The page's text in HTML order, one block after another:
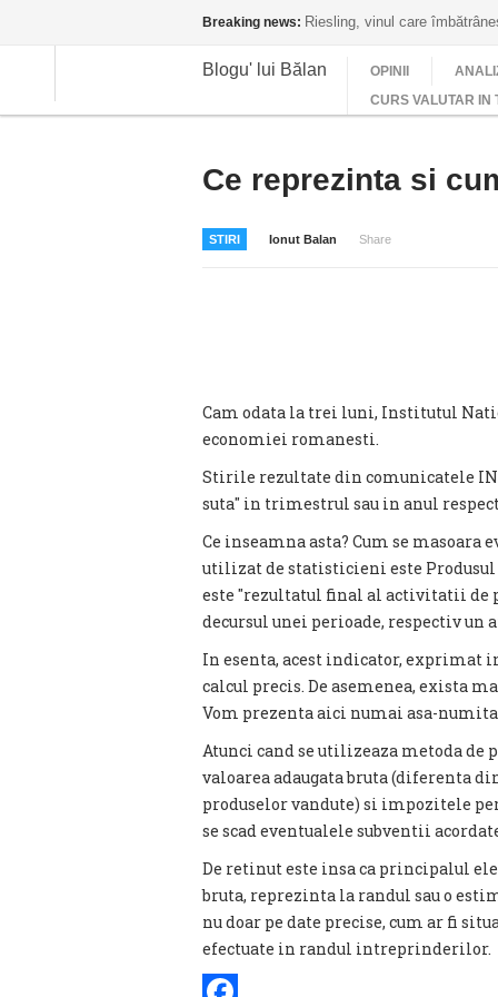
Breaking news: Riesling, vinul care
Blogu' lui Bălan OPINII
CURS VALUTAR IN
Ce reprezinta si
STIRI Ionut Balan Share
Cam odata la trei luni, Institutul
economiei romanesti.
Stirile rezultate din comunicatele
suta" in trimestrul sau in anul
Ce inseamna asta? Cum se
utilizat de statisticieni este
este "rezultatul final al activitatii de
decursul unei perioade, respectiv un
In esenta, acest indicator, exprimat
calcul precis. De asemenea, exista
Vom prezenta aici numai asa-
Atunci cand se utilizeaza metoda de
valoarea adaugata bruta (diferenta
produselor vandute) si impozitele
se scad eventualele subventii
De retinut este insa ca principalul
bruta, reprezinta la randul sau o
nu doar pe date precise, cum ar fi
efectuate in randul intreprinderilor.